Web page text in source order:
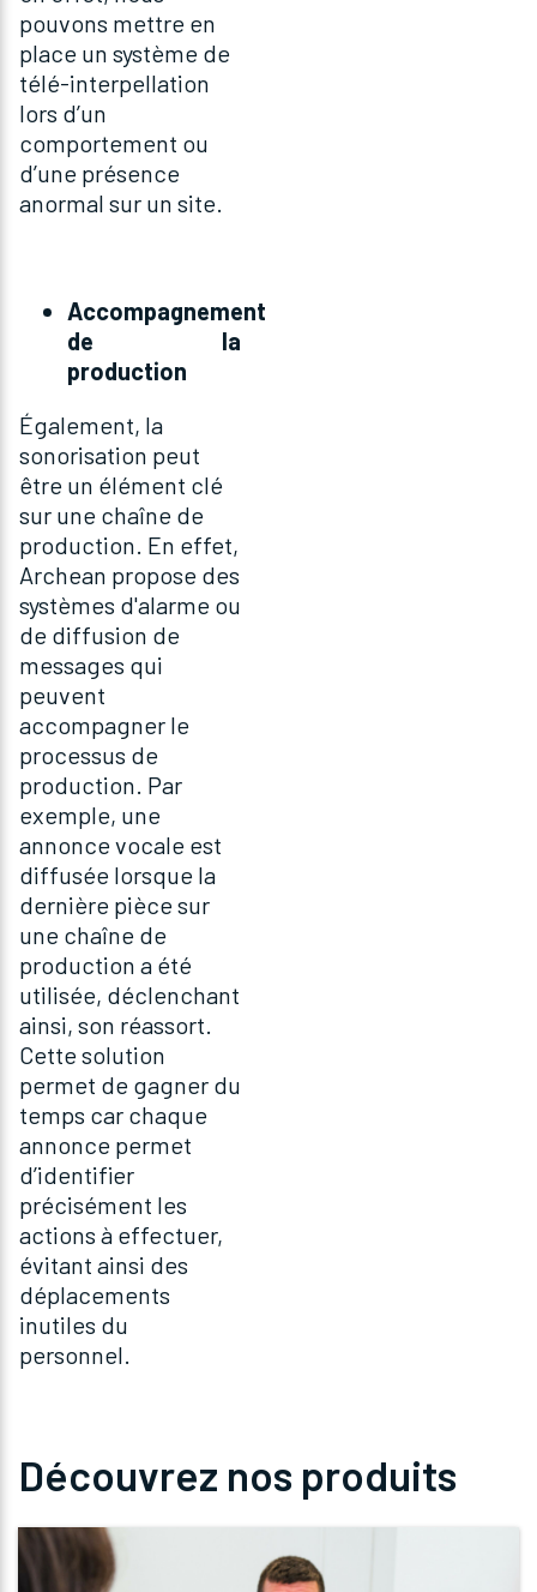
pouvons mettre en
place un système de
télé-interpellation
lors d’un
comportement ou
d’une présence
anormal sur un site.
Accompagnement
de la
production
Également, la
sonorisation peut
être un élément clé
sur une chaîne de
production. En effet,
Archean propose des
systèmes d'alarme ou
de diffusion de
messages qui
peuvent
accompagner le
processus de
production. Par
exemple, une
annonce vocale est
diffusée lorsque la
dernière pièce sur
une chaîne de
production a été
utilisée, déclenchant
ainsi, son réassort.
Cette solution
permet de gagner du
temps car chaque
annonce permet
d’identifier
précisément les
actions à effectuer,
évitant ainsi des
déplacements
inutiles du
personnel.
Découvrez nos produits